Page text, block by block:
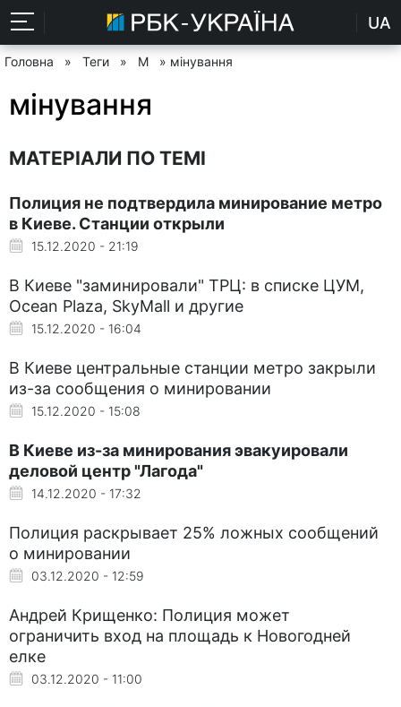
UA
Головна » Теги » М » мінування
мінування
МАТЕРІАЛИ ПО ТЕМІ
Полиция не подтвердила минирование метро
в Киеве. Станции открыли
15.12.2020 - 21:19
В Киеве "заминировали" ТРЦ: в списке ЦУМ,
Ocean Plaza, SkyMall и другие
15.12.2020 - 16:04
В Киеве центральные станции метро закрыли
из-за сообщения о минировании
15.12.2020 - 15:08
В Киеве из-за минирования эвакуировали
деловой центр "Лагода"
14.12.2020 - 17:32
Полиция раскрывает 25% ложных сообщений
о минировании
03.12.2020 - 12:59
Андрей Крищенко: Полиция может
ограничить вход на площадь к Новогодней
елке
03.12.2020 - 11:00